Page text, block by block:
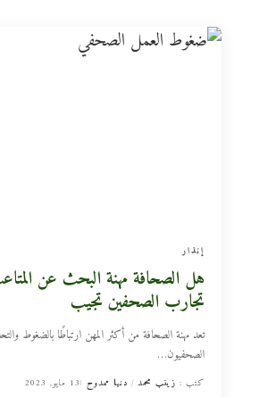
إنذار
هل الصحافة مهنة البحث عن
تجارب الصحفين تجيب
تعد مهنة الصحافة من أكثر المهن ارتباطًا بالضغوط
الصحفيون…
كتب : زينب محمد دنيا ممدوح 13 مايو, 2023